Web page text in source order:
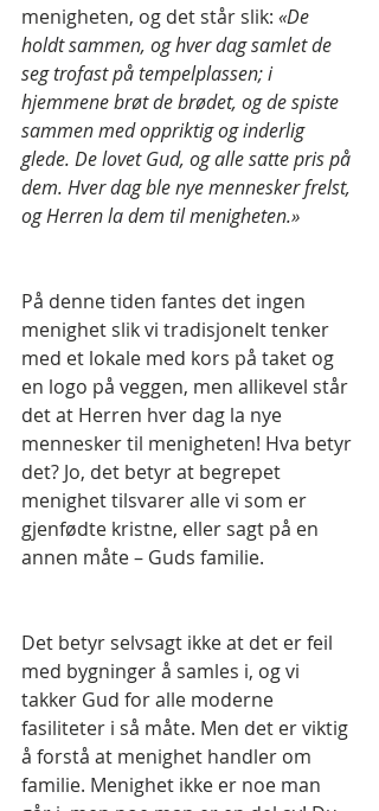
menigheten, og det står slik: «De
holdt sammen, og hver dag samlet de
seg trofast på tempelplassen; i
hjemmene brøt de brødet, og de spiste
sammen med oppriktig og inderlig
glede. De lovet Gud, og alle satte pris på
dem. Hver dag ble nye mennesker frelst,
og Herren la dem til menigheten.»
På denne tiden fantes det ingen
menighet slik vi tradisjonelt tenker
med et lokale med kors på taket og
en logo på veggen, men allikevel står
det at Herren hver dag la nye
mennesker til menigheten! Hva betyr
det? Jo, det betyr at begrepet
menighet tilsvarer alle vi som er
gjenfødte kristne, eller sagt på en
annen måte – Guds familie.
Det betyr selvsagt ikke at det er feil
med bygninger å samles i, og vi
takker Gud for alle moderne
fasiliteter i så måte. Men det er viktig
å forstå at menighet handler om
familie. Menighet ikke er noe man